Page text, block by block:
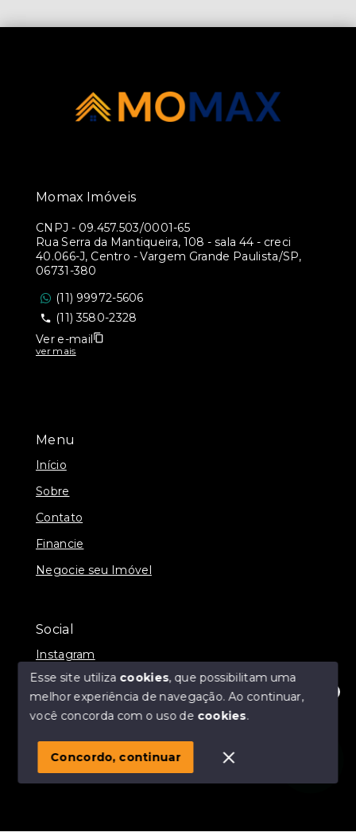
Olá! Estamos disponíveis para te ajudar.
Menu
Início
Sobre
Contato
Financie
Negocie seu Imóvel
Social
Instagram
© Copyright 2026 - Momax Imóveis - Todos os direitos
SITE PARA IMOBILIARIA
Momax Imóveis
CNPJ - 09.457.503/0001-65
Rua Serra da Mantiqueira, 108 - sala 44 - creci
40.066-J, Centro - Vargem Grande Paulista/SP,
06731-380
(11) 99972-5606
(11) 3580-2328
Ver e-mail
ver mais
Esse site utiliza cookies, que possibilitam uma
melhor experiência de navegação.Ao continuar,
você concorda com o uso de cookies.
Concordo, continuar